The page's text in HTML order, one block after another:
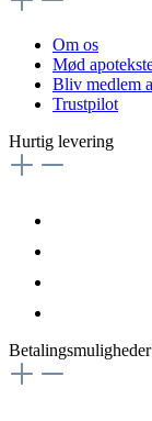
Om os
Mød
Bliv medlem
Trustpilot
Hurtig levering
Betalingsmuligheder